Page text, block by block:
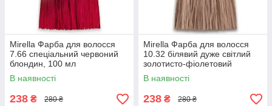
Mirella Фарба для волосся
7.66 спеціальний червоний
блондин, 100 мл
В наявності
238 ₴ 280 ₴
Mirella Фарба для волосся
10.32 білявий дуже світлий
золотисто-фіолетовий
В наявності
238 ₴ 280 ₴